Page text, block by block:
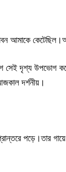
আমাকে
সেই দৃশ্য উপভোগ
দর্শনীয়।
পড়ে।তার